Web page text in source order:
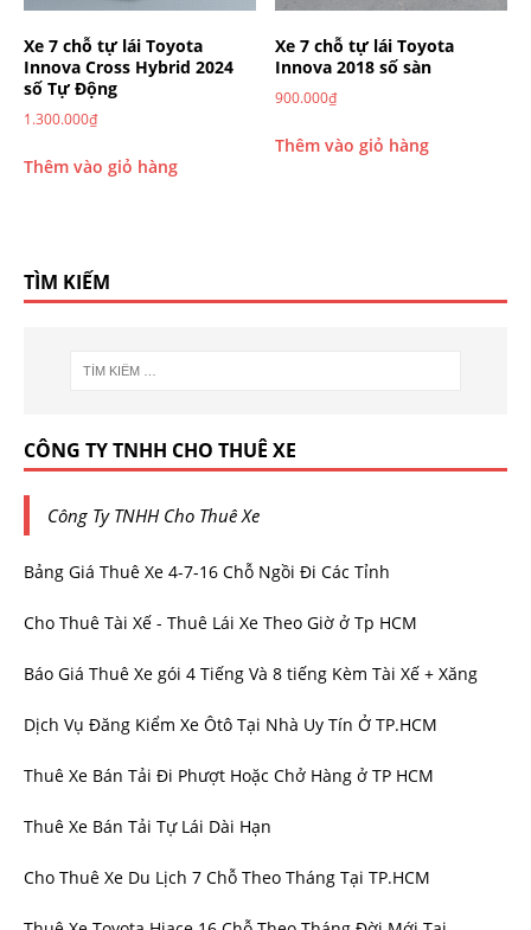
Xe 7 chỗ tự lái Toyota
Innova Cross Hybrid 2024
số Tự Động
1.300.000₫
Thêm vào giỏ hàng
Xe 7 chỗ tự lái Toyota
Innova 2018 số sàn
900.000₫
Thêm vào giỏ hàng
TÌM KIẾM
CÔNG TY TNHH CHO THUÊ XE
Công Ty TNHH Cho Thuê Xe
Bảng Giá Thuê Xe 4-7-16 Chỗ Ngồi Đi Các Tỉnh
Cho Thuê Tài Xế - Thuê Lái Xe Theo Giờ ở Tp HCM
Báo Giá Thuê Xe gói 4 Tiếng Và 8 tiếng Kèm Tài Xế + Xăng
Dịch Vụ Đăng Kiểm Xe Ôtô Tại Nhà Uy Tín Ở TP.HCM
Thuê Xe Bán Tải Đi Phượt Hoặc Chở Hàng ở TP HCM
Thuê Xe Bán Tải Tự Lái Dài Hạn
Cho Thuê Xe Du Lịch 7 Chỗ Theo Tháng Tại TP.HCM